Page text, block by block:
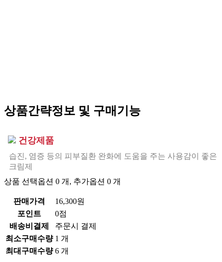
상품간략정보 및 구매기능
건강제품
습진, 염증 등의 피부질환 완화에 도움을 주는 사용감이 좋은
크림제
상품 선택옵션 0 개, 추가옵션 0 개
판매가격
16,300원
포인트
0점
배송비결제
주문시 결제
최소구매수량 1 개
최대구매수량 6 개